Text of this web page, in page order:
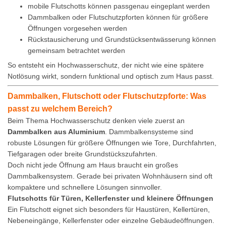
mobile Flutschotts können passgenau eingeplant werden
Dammbalken oder Flutschutzpforten können für größere
Öffnungen vorgesehen werden
Rückstausicherung und Grundstücksentwässerung können
gemeinsam betrachtet werden
So entsteht ein Hochwasserschutz, der nicht wie eine spätere
Notlösung wirkt, sondern funktional und optisch zum Haus passt.
Dammbalken, Flutschott oder Flutschutzpforte: Was
passt zu welchem Bereich?
Beim Thema Hochwasserschutz denken viele zuerst an
Dammbalken aus Aluminium. Dammbalkensysteme sind
robuste Lösungen für größere Öffnungen wie Tore, Durchfahrten,
Tiefgaragen oder breite Grundstückszufahrten.
Doch nicht jede Öffnung am Haus braucht ein großes
Dammbalkensystem. Gerade bei privaten Wohnhäusern sind oft
kompaktere und schnellere Lösungen sinnvoller.
Flutschotts für Türen, Kellerfenster und kleinere Öffnungen
Ein Flutschott eignet sich besonders für Haustüren, Kellertüren,
Nebeneingänge, Kellerfenster oder einzelne Gebäudeöffnungen.